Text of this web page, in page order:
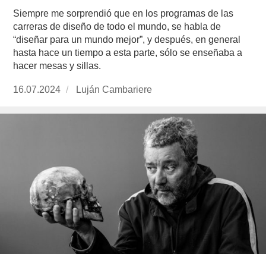
Siempre me sorprendió que en los programas de las
carreras de diseño de todo el mundo, se habla de
“diseñar para un mundo mejor”, y después, en general
hasta hace un tiempo a esta parte, sólo se enseñaba a
hacer mesas y sillas.
Publicado
16.07.2024
https://www.experimenta.es/author/lujan-
Luján Cambariere